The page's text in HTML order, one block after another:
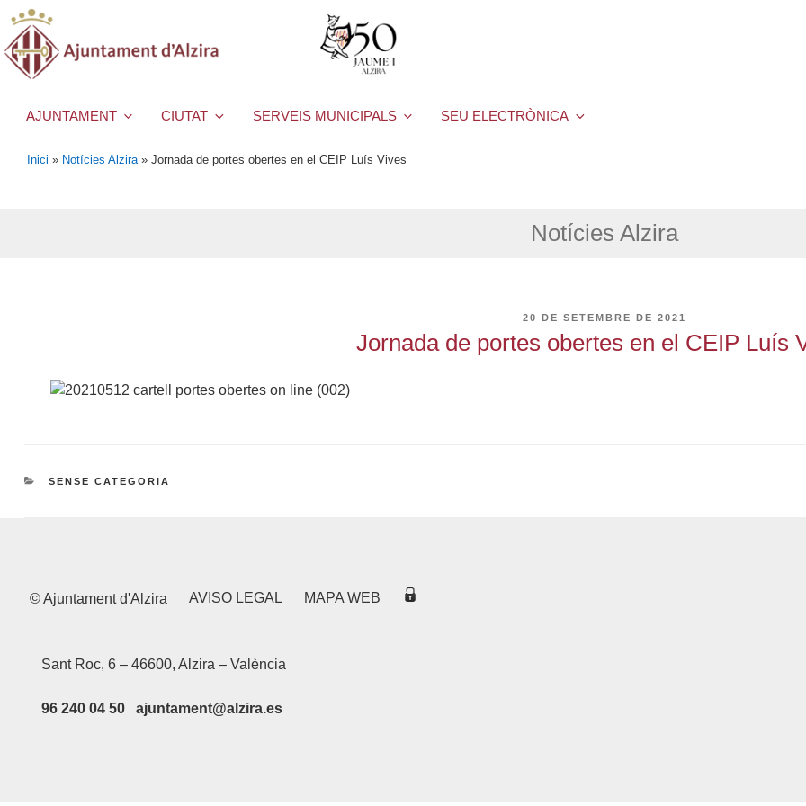
AJUNTAMENT CIUTAT SERVEIS MUNICIPALS SEU ELECTRÒNICA
Inici » Notícies Alzira » Jornada de portes obertes en el CEIP Luís Vives
Notícies Alzira
PUBLICAT
20 DE SETEMBRE DE 2021
Jornada de portes obertes en el CEIP Luís
CATEGORIES
SENSE CATEGORIA
© Ajuntament d'Alzira AVISO LEGAL MAPA WEB
Sant Roc, 6 – 46600, Alzira – València
96 240 04 50 ajuntament@alzira.es